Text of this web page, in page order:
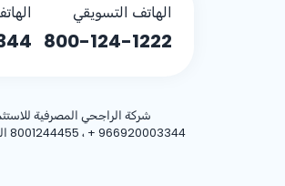
الهاتف التسويقي
800-124-1222
شركة الراجحي المصرفية
+ 966920003344